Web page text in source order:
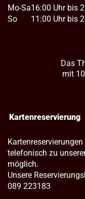
Mo-Sa
So
16:00 Uhr bis
11:00 Uhr bis
Das
mit
Kartenreservierung
telefonisch zu
möglich.
Unsere
089 223183